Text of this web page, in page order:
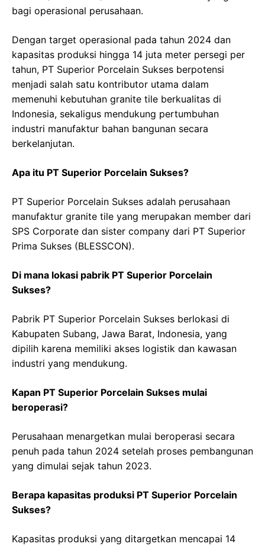
bagi operasional perusahaan.
Dengan target operasional pada tahun 2024 dan
kapasitas produksi hingga 14 juta meter persegi per
tahun, PT Superior Porcelain Sukses berpotensi
menjadi salah satu kontributor utama dalam
memenuhi kebutuhan granite tile berkualitas di
Indonesia, sekaligus mendukung pertumbuhan
industri manufaktur bahan bangunan secara
berkelanjutan.
Apa itu PT Superior Porcelain Sukses?
PT Superior Porcelain Sukses adalah perusahaan
manufaktur granite tile yang merupakan member dari
SPS Corporate dan sister company dari PT Superior
Prima Sukses (BLESSCON).
Di mana lokasi pabrik PT Superior Porcelain
Sukses?
Pabrik PT Superior Porcelain Sukses berlokasi di
Kabupaten Subang, Jawa Barat, Indonesia, yang
dipilih karena memiliki akses logistik dan kawasan
industri yang mendukung.
Kapan PT Superior Porcelain Sukses mulai
beroperasi?
Perusahaan menargetkan mulai beroperasi secara
penuh pada tahun 2024 setelah proses pembangunan
yang dimulai sejak tahun 2023.
Berapa kapasitas produksi PT Superior Porcelain
Sukses?
Kapasitas produksi yang ditargetkan mencapai 14